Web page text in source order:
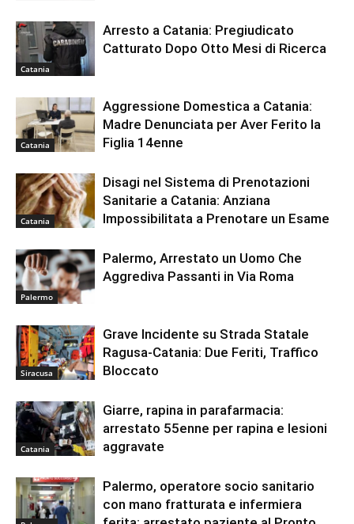
Catania
Arresto a Catania: Pregiudicato
Catturato Dopo Otto Mesi di Ricerca
Catania
Aggressione Domestica a Catania:
Madre Denunciata per Aver Ferito la
Figlia 14enne
Catania
Disagi nel Sistema di Prenotazioni
Sanitarie a Catania: Anziana
Impossibilitata a Prenotare un Esame
Palermo
Palermo, Arrestato un Uomo Che
Aggrediva Passanti in Via Roma
Siracusa
Grave Incidente su Strada Statale
Ragusa-Catania: Due Feriti, Traffico
Bloccato
Catania
Giarre, rapina in parafarmacia:
arrestato 55enne per rapina e lesioni
aggravate
Palermo, operatore socio sanitario
con mano fratturata e infermiera